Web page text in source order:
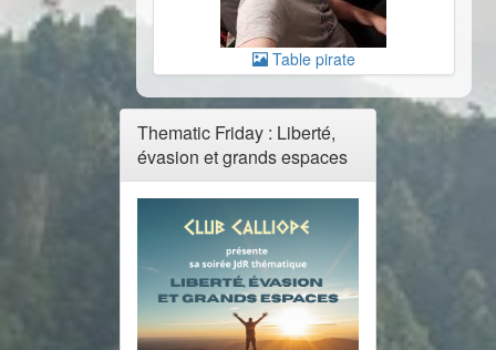
Table pirate
Thematic Friday : Liberté,
évasion et grands espaces